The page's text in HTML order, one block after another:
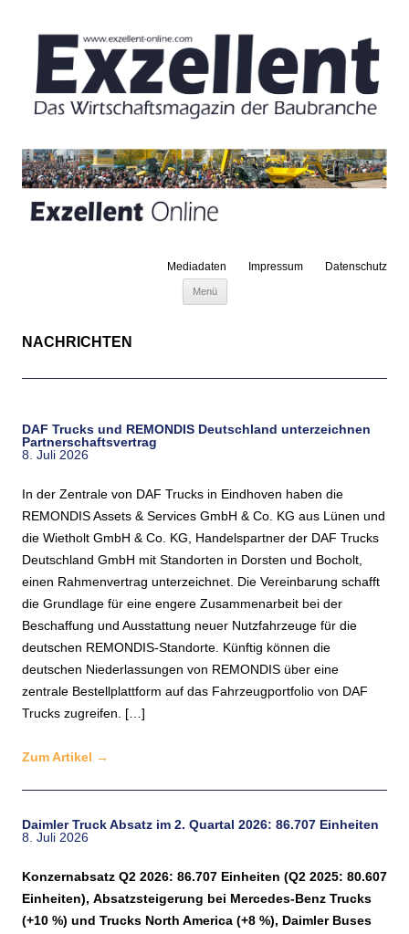
Mediadaten Impressum Datenschutz
Menü
NACHRICHTEN
DAF Trucks und REMONDIS Deutschland unterzeichnen
Partnerschaftsvertrag
8. Juli 2026
In der Zentrale von DAF Trucks in Eindhoven haben die
REMONDIS Assets & Services GmbH & Co. KG aus Lünen und
die Wietholt GmbH & Co. KG, Handelspartner der DAF Trucks
Deutschland GmbH mit Standorten in Dorsten und Bocholt,
einen Rahmenvertrag unterzeichnet. Die Vereinbarung schafft
die Grundlage für eine engere Zusammenarbeit bei der
Beschaffung und Ausstattung neuer Nutzfahrzeuge für die
deutschen REMONDIS-Standorte. Künftig können die
deutschen Niederlassungen von REMONDIS über eine
zentrale Bestellplattform auf das Fahrzeugportfolio von DAF
Trucks zugreifen. […]
Zum Artikel →
Daimler Truck Absatz im 2. Quartal 2026: 86.707 Einheiten
8. Juli 2026
Konzernabsatz Q2 2026: 86.707 Einheiten (Q2 2025: 80.607
Einheiten), Absatzsteigerung bei Mercedes-Benz Trucks
(+10 %) und Trucks North America (+8 %), Daimler Buses